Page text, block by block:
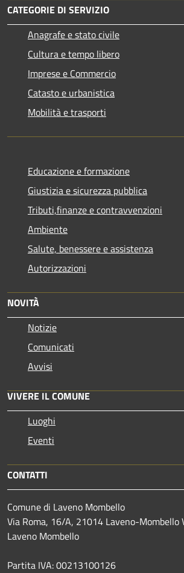
CATEGORIE DI SERVIZIO
Anagrafe e stato civile
Cultura e tempo libero
Imprese e Commercio
Catasto e urbanistica
Mobilità e trasporti
Educazione e formazione
Giustizia e sicurezza pubblica
Tributi,finanze e contravvenzioni
Ambiente
Salute, benessere e assistenza
Autorizzazioni
NOVITÀ
Notizie
Comunicati
Avvisi
VIVERE IL COMUNE
Luoghi
Eventi
CONTATTI
Comune di Laveno Mombello
Via Roma, 16/A, 21014 Laveno-
Laveno Mombello
Partita IVA: 00213100126